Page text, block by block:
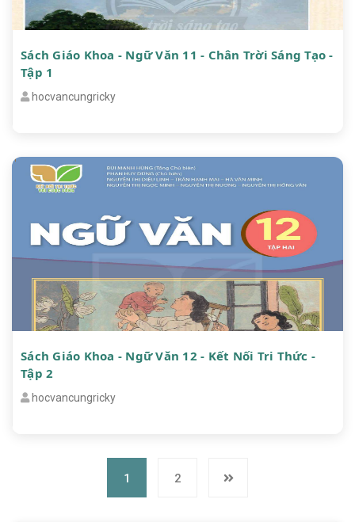
Sách Giáo Khoa - Ngữ Văn 11 - Chân Trời Sáng Tạo -
Tập 1
hocvancungricky
Sách Giáo Khoa - Ngữ Văn 12 - Kết Nối Tri Thức -
Tập 2
hocvancungricky
1 2